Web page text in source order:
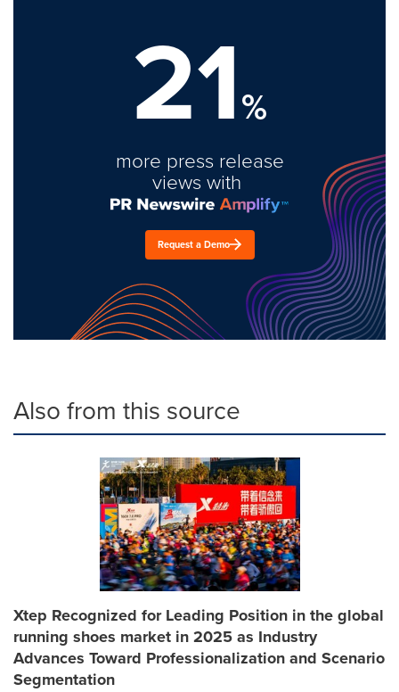
21%
more press release
views with
Request a Demo
Also from this source
Xtep Recognized for Leading Position in the global
running shoes market in 2025 as Industry
Advances Toward Professionalization and Scenario
Segmentation